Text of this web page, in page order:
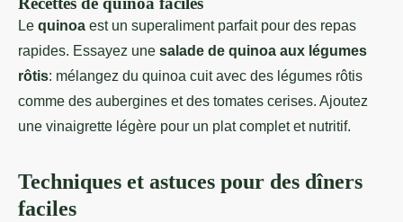
Le quinoa est un superaliment parfait pour des repas
rapides. Essayez une salade de quinoa aux légumes
rôtis: mélangez du quinoa cuit avec des légumes rôtis
comme des aubergines et des tomates cerises. Ajoutez
une vinaigrette légère pour un plat complet et nutritif.
Techniques et astuces pour des dîners
faciles